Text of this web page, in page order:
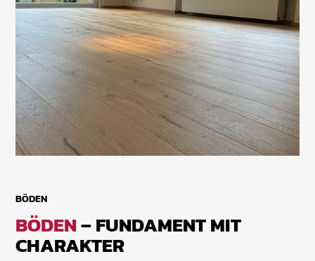
BÖDEN
BÖDEN– FUNDAMENT MIT
CHARAKTER